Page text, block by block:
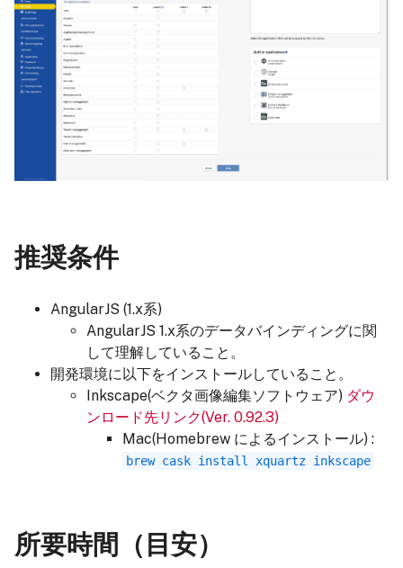
推奨条件
AngularJS (1.x系)
AngularJS 1.x系のデータバインディングに関
して理解していること。
開発環境に以下をインストールしていること。
Inkscape(ベクタ画像編集ソフトウェア) ダウ
ンロード先リンク(Ver. 0.92.3)
Mac(Homebrew によるインストール) :
brew cask install xquartz inkscape
所要時間（目安）